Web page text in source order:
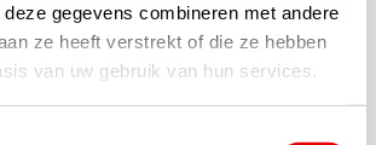
gegevens combineren met andere
ze heeft verstrekt of die ze hebben
van uw gebruik van hun services.
5.000+ Reviews | Trusted Shops, TrustPilot,
klanten aan het